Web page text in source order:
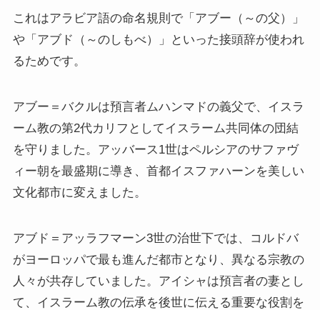
これはアラビア語の命名規則で「アブー（～の父）」
や「アブド（～のしもべ）」といった接頭辞が使われ
るためです。
アブー＝バクルは預言者ムハンマドの義父で、イスラ
ーム教の第2代カリフとしてイスラーム共同体の団結
を守りました。アッバース1世はペルシアのサファヴ
ィー朝を最盛期に導き、首都イスファハーンを美しい
文化都市に変えました。
アブド＝アッラフマーン3世の治世下では、コルドバ
がヨーロッパで最も進んだ都市となり、異なる宗教の
人々が共存していました。アイシャは預言者の妻とし
て、イスラーム教の伝承を後世に伝える重要な役割を